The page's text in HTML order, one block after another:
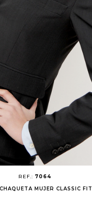
REF.: 7064
MUJER CLASSIC FIT